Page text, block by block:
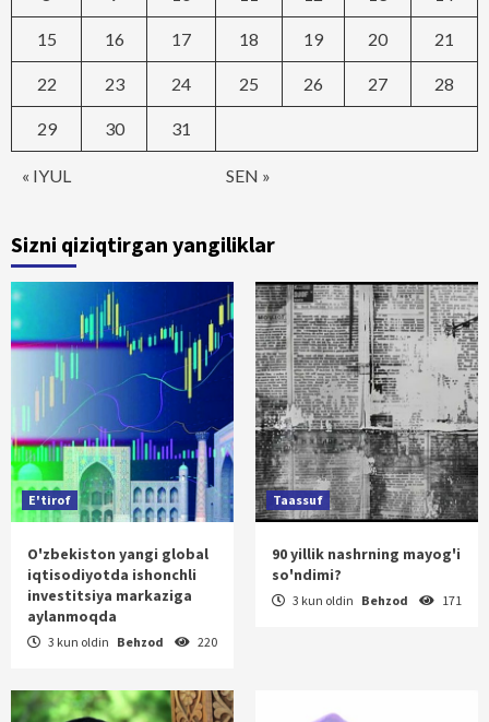
« IYUL SEN »
15 16 17 18 19 20 21
22 23 24 25 26 27 28
29 30 31
Sizni qiziqtirgan yangiliklar
E'tirof
O'zbekiston yangi global
iqtisodiyotda ishonchli
investitsiya markaziga
aylanmoqda
3 kun oldin Behzod 220
Taassuf
90 yillik nashrning mayog'i
so'ndimi?
3 kun oldin Behzod 171